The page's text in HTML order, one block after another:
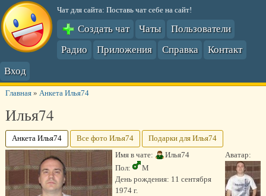
Чат для сайта: Поставь чат себе на сайт!
Создать чат Чаты
Пользователи
Радио
Приложения Справка
Контакт
Вход
Главная» Анкета Илья74
Илья74
Анкета Илья74 Все фото Илья74
Подарки для Илья74
Аватар:
Имя в чате:
Илья74
Пол:
М
День рождения: 11 сентября
1974 г.